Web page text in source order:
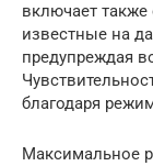
включает
известные на
предупреждая
благодаря
Максимальное